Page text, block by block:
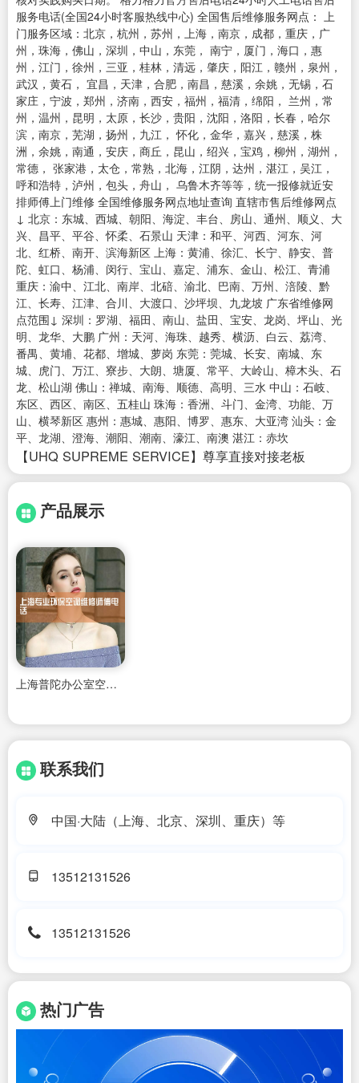
服务电话(全国24小时客服热线中心) 全国售后维修服务网点： 上
门服务区域：北京，杭州，苏州，上海，南京，成都，重庆，广
州，珠海，佛山，深圳，中山，东莞， 南宁，厦门，海口，惠
州，江门，徐州，三亚，桂林，清远，肇庆，阳江，赣州，泉州，
武汉，黄石， 宜昌，天津，合肥，南昌，慈溪，余姚，无锡，石
家庄，宁波，郑州，济南，西安，福州，福清，绵阳， 兰州，常
州，温州，昆明，太原，长沙，贵阳，沈阳，洛阳，长春，哈尔
滨，南京，芜湖，扬州，九江， 怀化，金华，嘉兴，慈溪，株
洲，余姚，南通，安庆，商丘，昆山，绍兴，宝鸡，柳州，湖州，
常德， 张家港，太仓，常熟，北海，江阴，达州，湛江，吴江，
呼和浩特，泸州，包头，舟山， 乌鲁木齐等等，统一报修就近安
排师傅上门维修 全国维修服务网点地址查询 直辖市售后维修网点
↓ 北京：东城、西城、朝阳、海淀、丰台、房山、通州、顺义、大
兴、昌平、平谷、怀柔、石景山 天津：和平、河西、河东、河
北、红桥、南开、滨海新区 上海：黄浦、徐汇、长宁、静安、普
陀、虹口、杨浦、闵行、宝山、嘉定、浦东、金山、松江、青浦
重庆：渝中、江北、南岸、北碚、渝北、巴南、万州、涪陵、黔
江、长寿、江津、合川、大渡口、沙坪坝、九龙坡 广东省维修网
点范围↓ 深圳：罗湖、福田、南山、盐田、宝安、龙岗、坪山、光
明、龙华、大鹏 广州：天河、海珠、越秀、横沥、白云、荔湾、
番禺、黄埔、花都、增城、萝岗 东莞：莞城、长安、南城、东
城、虎门、万江、寮步、大朗、塘厦、常平、大岭山、樟木头、石
龙、松山湖 佛山：禅城、南海、顺德、高明、三水 中山：石岐、
东区、西区、南区、五桂山 珠海：香洲、斗门、金湾、功能、万
山、横琴新区 惠州：惠城、惠阳、博罗、惠东、大亚湾 汕头：金
平、龙湖、澄海、潮阳、潮南、濠江、南澳 湛江：赤坎
【UHQ SUPREME SERVICE】尊享直接对接老板
产品展示
上海普陀办公室空调维修服务中心电话号码
联系我们
中国·大陆（上海、北京、深圳、重庆）等
13512131526
13512131526
热门广告